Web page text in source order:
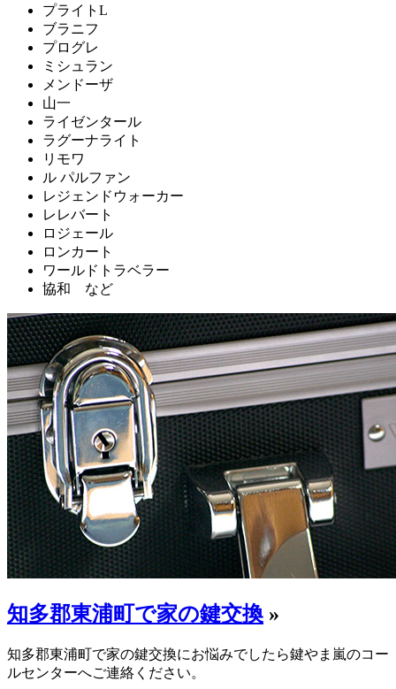
プライトL
ブラニフ
プログレ
ミシュラン
メンドーザ
山一
ライゼンタール
ラグーナライト
リモワ
ル パルファン
レジェンドウォーカー
レレバート
ロジェール
ロンカート
ワールドトラベラー
協和 など
知多郡東浦町で家の鍵交換 »
知多郡東浦町で家の鍵交換にお悩みでしたら鍵やま嵐のコー
ルセンターへご連絡ください。